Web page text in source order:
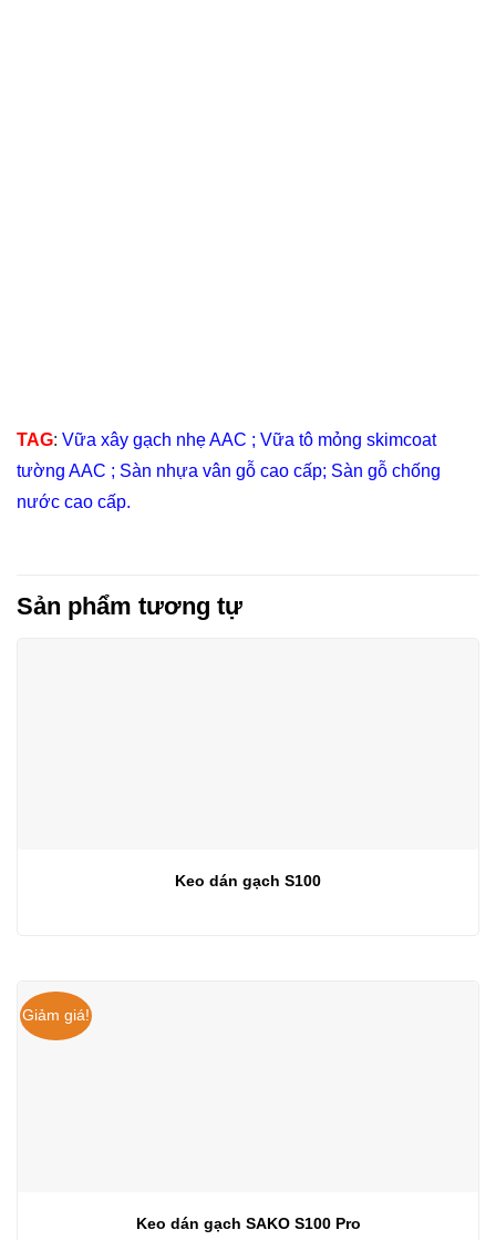
TAG: Vữa xây gạch nhẹ AAC ; Vữa tô mỏng skimcoat
tường AAC ; Sàn nhựa vân gỗ cao cấp; Sàn gỗ chống
nước cao cấp.
Sản phẩm tương tự
Keo dán gạch S100
Giảm giá!
Keo dán gạch SAKO S100 Pro